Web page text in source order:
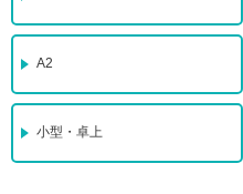
A2
小型・卓上